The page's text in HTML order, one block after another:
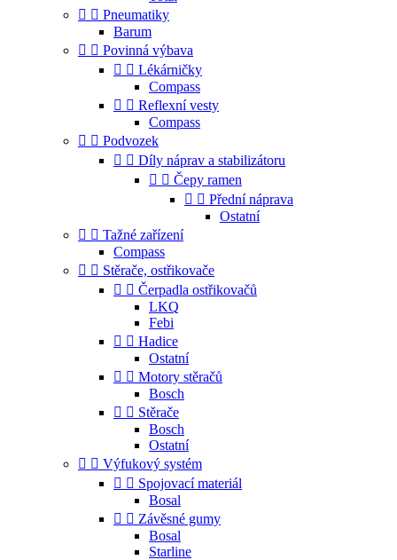
  Pneumatiky
Barum
  Povinná výbava
  Lékárničky
Compass
  Reflexní vesty
Compass
  Podvozek
  Díly náprav a stabilizátoru
  Čepy ramen
  Přední náprava
Ostatní
  Tažné zařízení
Compass
  Stěrače, ostřikovače
  Čerpadla ostřikovačů
LKQ
Febi
  Hadice
Ostatní
  Motory stěračů
Bosch
  Stěrače
Bosch
Ostatní
  Výfukový systém
  Spojovací materiál
Bosal
  Závěsné gumy
Bosal
Starline